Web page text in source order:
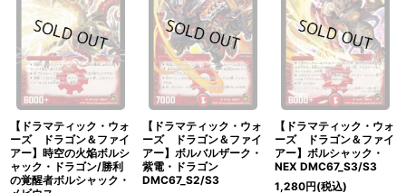
【ドラマティック・ウォ
ーズ ドラゴン＆ファイ
アー】時空の火焔ボルシ
ャック・ドラゴン/勝利
の覚醒者ボルシャック・
【ドラマティック・ウォ
ーズ ドラゴン＆ファイ
アー】ボルバルザーク・
紫電・ドラゴン
DMC67_S2/S3
【ドラマティック・ウォ
ーズ ドラゴン＆ファイ
アー】ボルシャック・
NEX DMC67_S3/S3
1,280円(税込)